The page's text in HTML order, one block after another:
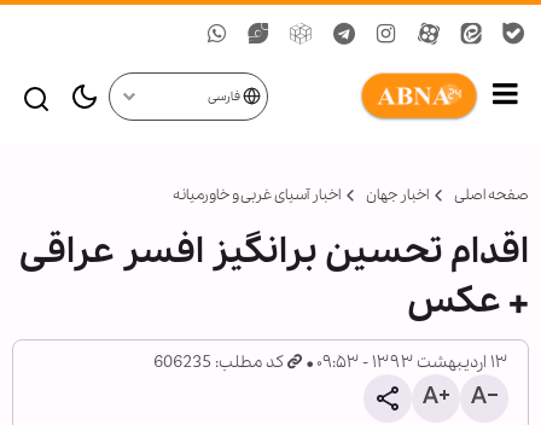
فارسی
صفحه اصلی اخبار جهان اخبار آسیای غربی و خاورمیانه
اقدام تحسین برانگیز افسر عراقی
+ عکس
۱۳ اردیبهشت ۱۳۹۳ - ۰۹:۵۳ کد مطلب: 606235